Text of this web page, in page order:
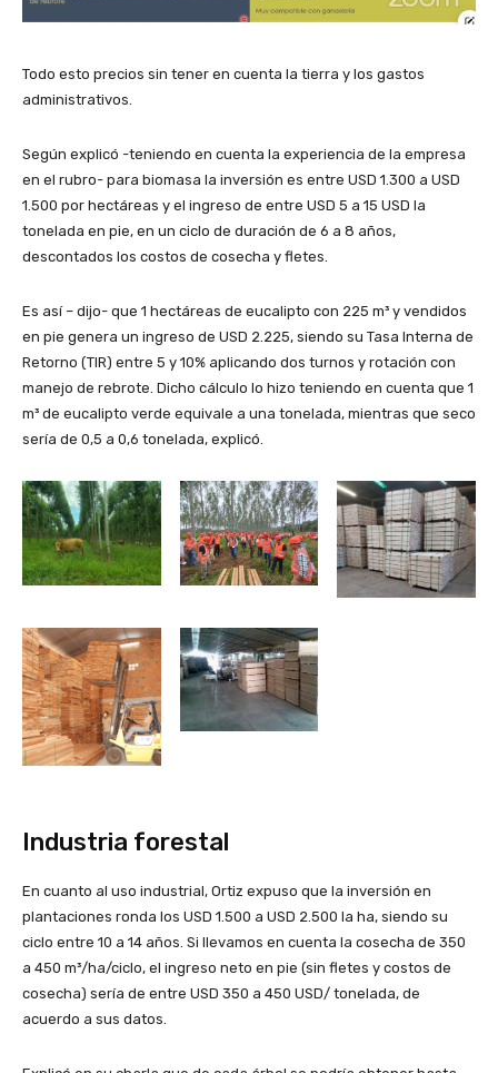
Todo esto precios sin tener en cuenta la tierra y los gastos
administrativos.
Según explicó -teniendo en cuenta la experiencia de la empresa
en el rubro- para biomasa la inversión es entre USD 1.300 a USD
1.500 por hectáreas y el ingreso de entre USD 5 a 15 USD la
tonelada en pie, en un ciclo de duración de 6 a 8 años,
descontados los costos de cosecha y fletes.
Es así – dijo- que 1 hectáreas de eucalipto con 225 m³ y vendidos
en pie genera un ingreso de USD 2.225, siendo su Tasa Interna de
Retorno (TIR) entre 5 y 10% aplicando dos turnos y rotación con
manejo de rebrote. Dicho cálculo lo hizo teniendo en cuenta que 1
m³ de eucalipto verde equivale a una tonelada, mientras que seco
sería de 0,5 a 0,6 tonelada, explicó.
Industria forestal
En cuanto al uso industrial, Ortiz expuso que la inversión en
plantaciones ronda los USD 1.500 a USD 2.500 la ha, siendo su
ciclo entre 10 a 14 años. Si llevamos en cuenta la cosecha de 350
a 450 m³/ha/ciclo, el ingreso neto en pie (sin fletes y costos de
cosecha) sería de entre USD 350 a 450 USD/ tonelada, de
acuerdo a sus datos.